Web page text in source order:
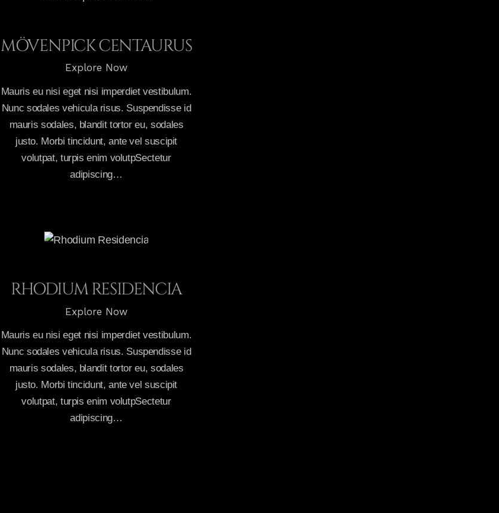
MÖVENPICK CENTAURUS
Explore Now
Mauris eu nisi eget nisi imperdiet vestibulum.
Nunc sodales vehicula risus. Suspendisse id
mauris sodales, blandit tortor eu, sodales
justo. Morbi tincidunt, ante vel suscipit
volutpat, turpis enim volutpSectetur
adipiscing…
RHODIUM RESIDENCIA
Explore Now
Mauris eu nisi eget nisi imperdiet vestibulum.
Nunc sodales vehicula risus. Suspendisse id
mauris sodales, blandit tortor eu, sodales
justo. Morbi tincidunt, ante vel suscipit
volutpat, turpis enim volutpSectetur
adipiscing…